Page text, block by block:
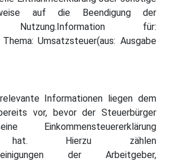
auf die Beendigung der
Nutzung.Information für:
Umsatzsteuer(aus: Ausgabe
Informationen liegen dem
vor, bevor der Steuerbürger
Einkommensteuererklärung
hat. Hierzu zählen
der Arbeitgeber,